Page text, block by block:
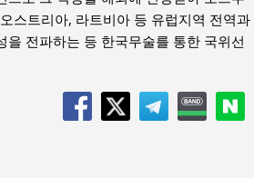
스트리아, 라트비아 등 유럽지역 전역과
전파하는 등 한국무술를 통한 국위선